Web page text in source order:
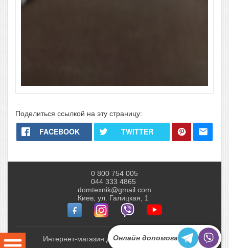
Поделиться ссылкой на эту страницу:
FACEBOOK TWITTER
0 800 754 005
044 333 4865
domtexnik@gmail.com
Киев, ул. Галицкая, 1
Интернет-магазин Домтехник © 2010-2026
Онлайн допомога